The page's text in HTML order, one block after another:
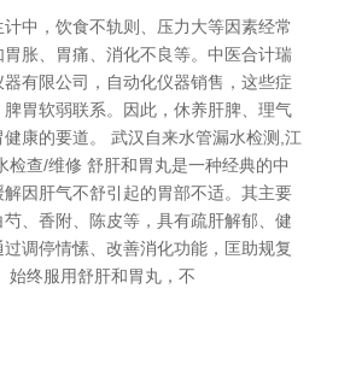
中，饮食不轨则、压力大等因素经常
胀、胃痛、消化不良等。中医合计瑞
有限公司，自动化仪器销售，这些症
胃软弱联系。因此，休养肝脾、理气
康的要道。 武汉自来水管漏水检测,江
检查/维修 舒肝和胃丸是一种经典的中
因肝气不舒引起的胃部不适。其主要
、香附、陈皮等，具有疏肝解郁、健
调停情愫、改善消化功能，匡助规复
始终服用舒肝和胃丸，不